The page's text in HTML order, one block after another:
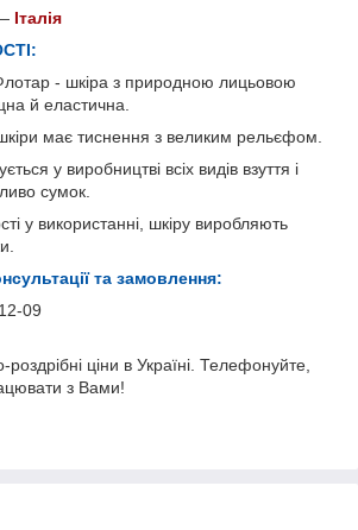
Італія
- шкіра з природною лицьовою
й еластична.
має тиснення з великим рельєфом.
у виробництві всіх видів взуття і
сумок.
у використанні, шкіру виробляють
та замовлення:
09
ціни в Україні. Телефонуйте,
з Вами!